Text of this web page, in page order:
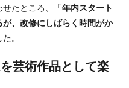
たところ、「年内スタート
、改修にしばらく時間がか
。
芸術作品として楽